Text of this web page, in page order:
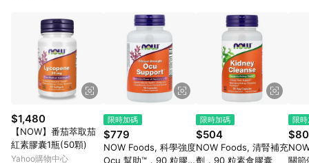
格。 4.符合贈點資格者，將於出貨後3個工作日陸續發送交易訊
息通知。 5.點數將於廠商出貨後，隔天起算85天後陸續確認發
送。 6.國際商家之商品金額及回饋點數依據將以商品未稅價格為
準。 7.國際商家之商品金額可能受匯率影響而有微幅差異。 8. 如
需確認訂單回饋資格，僅提供訂購後60天內的訂單查詢。 9.多筆
訂單連續下單 : 每一筆訂單皆需獨立從LINE購物完成跳轉，在您
完成一筆訂單的跳轉及結帳後，若需再次下單，請務必重新透過
LINE購物跳轉至iHerb後再完成下單及結帳。
$1,480
【NOW】番茄萃取茄
紅素膠囊1瓶(50顆)
Yahoo購物中心
限時加碼
$779
NOW Foods, 科學強度
Ocu 幫助™，90 粒膠
限時加碼
$504
NOW Foods, 清腎補充
劑，90 粒素食膠囊
限
關節